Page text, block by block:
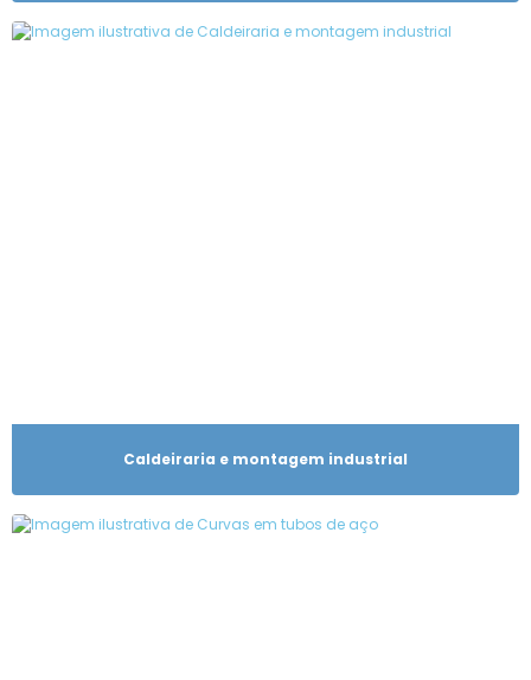
Caldeiraria e montagem industrial